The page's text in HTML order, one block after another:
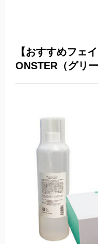
【おすすめフェ
ONSTER （グリ